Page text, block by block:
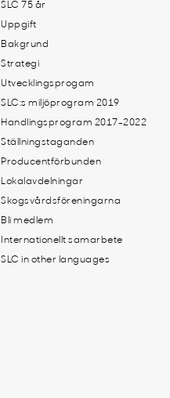
SLC 75 år
Uppgift
Bakgrund
Strategi
Utvecklingsprogam
SLC:s miljöprogram 2019
Handlingsprogram 2017-2022
Ställningstaganden
Producentförbunden
Lokalavdelningar
Skogsvårdsföreningarna
Bli medlem
Internationellt samarbete
SLC in other languages